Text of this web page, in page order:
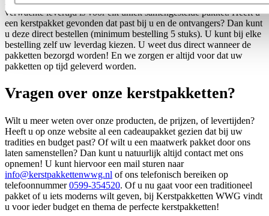
verwachte levertijd is voor elk uniek samengestelde pakket. Heeft u
een kerstpakket gevonden dat past bij u en de ontvangers? Dan kunt
u deze direct bestellen (minimum bestelling 5 stuks). U kunt bij elke
bestelling zelf uw leverdag kiezen. U weet dus direct wanneer de
pakketten bezorgd worden! En we zorgen er altijd voor dat uw
pakketten op tijd geleverd worden.
Vragen over onze kerstpakketten?
Wilt u meer weten over onze producten, de prijzen, of levertijden?
Heeft u op onze website al een cadeaupakket gezien dat bij uw
tradities en budget past? Of wilt u een maatwerk pakket door ons
laten samenstellen? Dan kunt u natuurlijk altijd contact met ons
opnemen! U kunt hiervoor een mail sturen naar
info@kerstpakkettenwwg.nl of ons telefonisch bereiken op
telefoonnummer0599-354520. Of u nu gaat voor een traditioneel
pakket of u iets moderns wilt geven, bij Kerstpakketten WWG vindt
u voor ieder budget en thema de perfecte kerstpakketten!